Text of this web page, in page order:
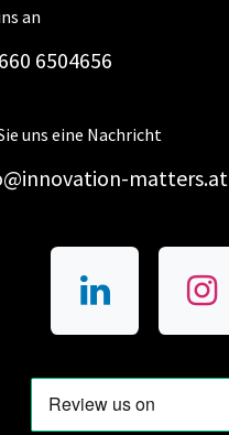
an
6504656
uns eine Nachricht
matters.at